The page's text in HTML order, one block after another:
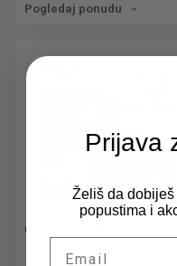
Pogledaj ponudu
Održavanje i nega
Prijava
Želiš da
popustima i